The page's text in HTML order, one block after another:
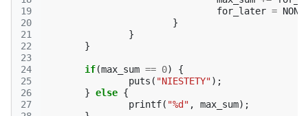
19
20
21
22
23
24
25
26
27
for_later = NONE
}
}
}
if(max_sum == 0)
{
puts ( "NIESTETY");
} else {
printf( "%d" , max_sum);